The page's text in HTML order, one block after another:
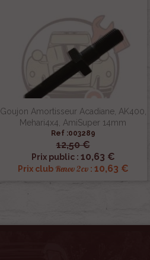
Goujon Amortisseur Acadiane, AK400,
Mehari4x4, AmiSuper 14mm
Ref :003289
12,50 €
Prix public : 10,63 €
Prix club Renov 2cv: 10,63 €
 Aperçu rapide